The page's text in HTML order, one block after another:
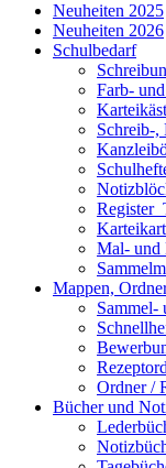
Neuheiten 2025
Neuheiten 2026
Schulbedarf
Farb-
Schreib-,
Mal- und
Mappen,
Sammel-
Ordner /
Bücher und